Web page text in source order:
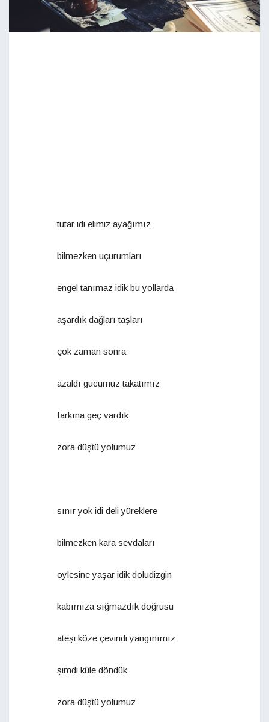
tutar idi elimiz ayağımız
bilmezken uçurumları
engel tanımaz idik bu yollarda
aşardık dağları taşları
çok zaman sonra
azaldı gücümüz takatımız
farkına geç vardık
zora düştü yolumuz
sınır yok idi deli yüreklere
bilmezken kara sevdaları
öylesine yaşar idik doludizgin
kabımıza sığmazdık doğrusu
ateşi köze çeviridi yangınımız
şimdi küle döndük
zora düştü yolumuz